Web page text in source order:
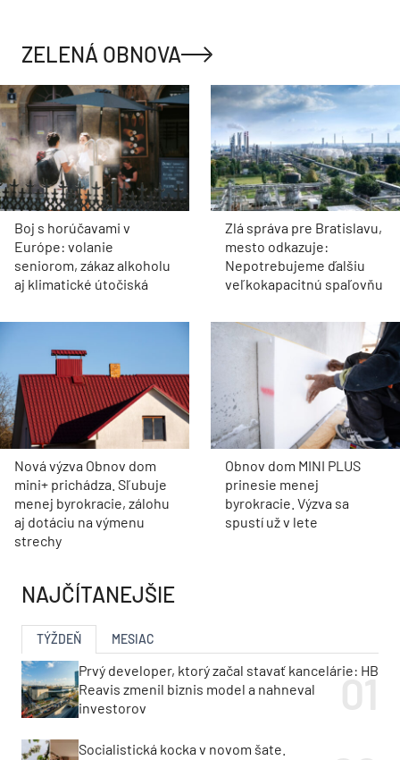
ZELENÁ OBNOVA
Boj s horúčavami v
Európe: volanie
seniorom, zákaz alkoholu
aj klimatické útočiská
Zlá správa pre Bratislavu,
mesto odkazuje:
Nepotrebujeme ďalšiu
veľkokapacitnú spaľovňu
Nová výzva Obnov dom
mini+ prichádza. Sľubuje
menej byrokracie, zálohu
aj dotáciu na výmenu
strechy
Obnov dom MINI PLUS
prinesie menej
byrokracie. Výzva sa
spustí už v lete
NAJČÍTANEJŠIE
TÝŽDEŇ MESIAC
Prvý developer, ktorý začal stavať kancelárie: HB
Reavis zmenil biznis model a nahneval
investorov
Socialistická kocka v novom šate.